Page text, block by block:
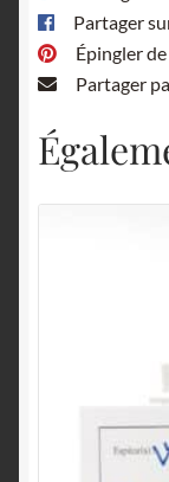
Partager
Épingler
Partager